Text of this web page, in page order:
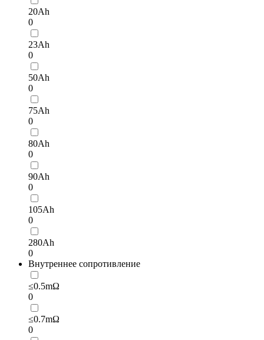
20Ah
0
23Ah
0
50Ah
0
75Ah
0
80Ah
0
90Ah
0
105Ah
0
280Ah
0
Внутреннее сопротивление
≤0.5mΩ
0
≤0.7mΩ
0